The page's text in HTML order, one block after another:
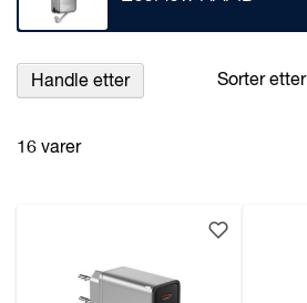
16 varer
Sorter etter
Handle etter